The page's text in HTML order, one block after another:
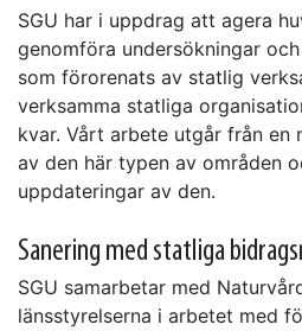
SGU har i uppdrag att agera
genomföra undersökningar
som förorenats av statlig
verksamma statliga
kvar. Vårt arbete utgår från en
av den här typen av områden
uppdateringar av den.
Sanering med statliga
SGU samarbetar med
länsstyrelserna i arbetet med